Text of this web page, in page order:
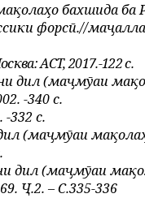
бахшида ба
форсӣ.//
АСТ, 2017.-122 с.
(маҷмӯаи
-340 с.
332 с.
(маҷмӯаи
(маҷмӯаи
Ҷ.2. – С.335-336